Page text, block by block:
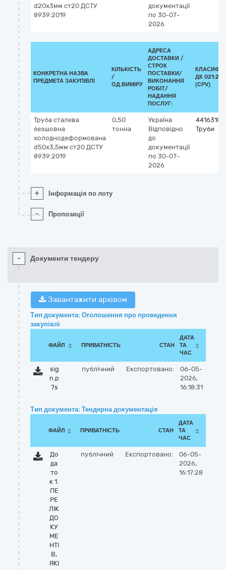
d20x3мм ст20 ДСТУ
8939:2019
документації
по 30-07-
2026
КОНКРЕТНА НАЗВА
ПРЕДМЕТА ЗАКУПІВЛІ
КІЛЬКІСТЬ
/
ОД.ВИМІРУ
АДРЕСА
ДОСТАВКИ /
СТРОК
ПОСТАВКИ/
ВИКОНАННЯ
РОБІТ/
НАДАННЯ
ПОСЛУГ:
ДК
(CPV)
Труба сталева
безшовна
холоднодеформована
d50x3,5мм ст20 ДСТУ
8939:2019
0,50
тонна
Україна
Відповідно
до
документації
по 30-07-
2026
Труби
+ Інформація по лоту
- Пропозиції
- Документи тендеру
Завантажити архівом
Тип документа: Оголошення про проведення
закупівлі
ФАЙЛ ПРИВАТНІСТЬ СТАН
ДАТА
ТА
ЧАС
sig
n.p
7s
публічний Експортовано:
06-05-
2026,
16:18:31
Тип документа: Тендерна документація
ФАЙЛ ПРИВАТНІСТЬ СТАН
ДАТА
ТА
ЧАС
До
да
то
к 1.
ПЕ
РЕ
ЛІК
ДО
КУ
МЕ
НТІ
В,
ЯКІ
публічний Експортовано:
06-05-
2026,
16:17:28